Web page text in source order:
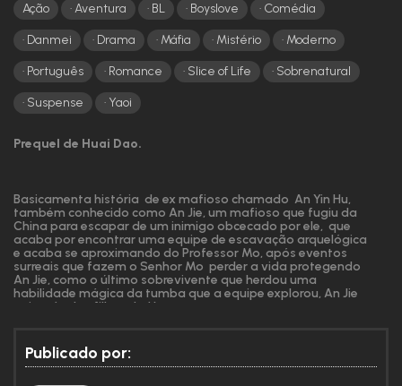
Ação Aventura BL Boyslove Comédia
Danmei Drama Máfia Mistério Moderno
Português Romance Slice of Life Sobrenatural
Suspense Yaoi
Prequel de Huai Dao.
Basicamenta história de ex mafioso chamado An Yin Hu,
também conhecido como An Jie, um mafioso que fugiu da
China para escapar de um inimigo obcecado por ele, que
acaba por encontrar uma equipe de escavação arquelógica
e acaba se aproximando do Professor Mo, após eventos
surreais que fazem o Senhor Mo perder a vida protegendo
An Jie, como o último sobrevivente que herdou uma
habilidade mágica da tumba que a equipe explorou, An Jie
vai atrás dos filhos de Mo para proteger os mesmos.
Mas o que ele encontrou foi um jovem rapaz que foi atraído
Publicado por: